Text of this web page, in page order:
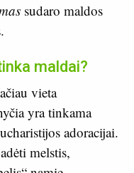
sudaro maldos
maldai?
vieta
yra tinkama
adoracijai.
melstis,